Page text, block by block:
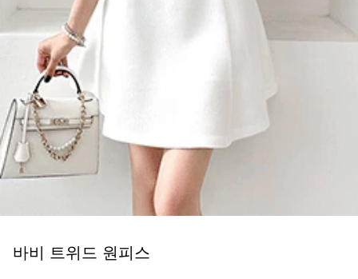
바비 트위드 원피스